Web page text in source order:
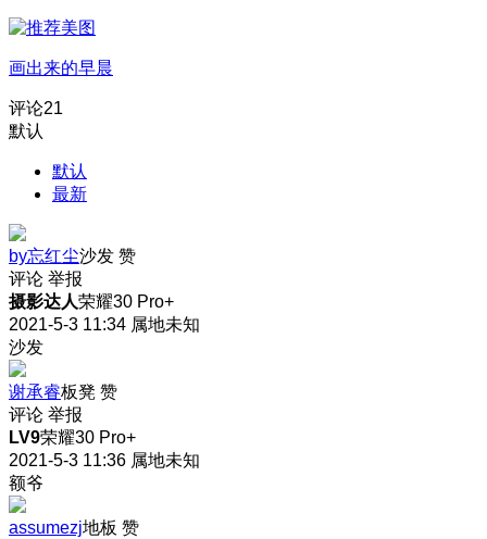
画出来的早晨
评论21
默认
默认
最新
by忘红尘沙发 赞
评论 举报
摄影达人荣耀30 Pro+
2021-5-3 11:34 属地未知
沙发
谢承睿板凳 赞
评论 举报
LV9荣耀30 Pro+
2021-5-3 11:36 属地未知
额爷
assumezj地板 赞